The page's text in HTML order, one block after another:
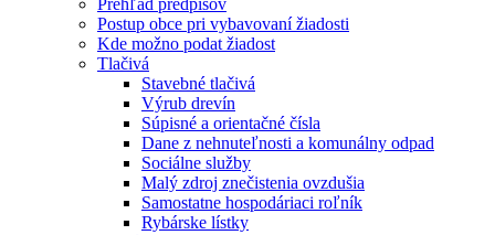
Prehľad predpisov
Postup obce pri vybavovaní žiadosti
Kde možno podat žiadost
Tlačivá
Stavebné tlačivá
Výrub drevín
Súpisné a orientačné čísla
Dane z nehnuteľnosti a komunálny odpad
Sociálne služby
Malý zdroj znečistenia ovzdušia
Samostatne hospodáriaci roľník
Rybárske lístky